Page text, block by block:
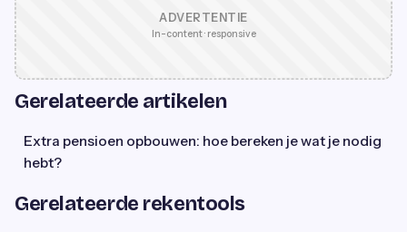
ADVERTENTIE
In-content · responsive
Gerelateerde artikelen
Extra pensioen opbouwen: hoe bereken je wat je nodig
hebt?
Gerelateerde rekentools